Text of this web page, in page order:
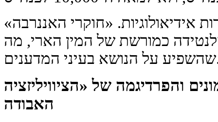
אידיאולוגיות. «חוקרי האננרבה»
כמורשת של המין הארי, מה
והפרדיגמה של «הציוויליזציה
האבודה